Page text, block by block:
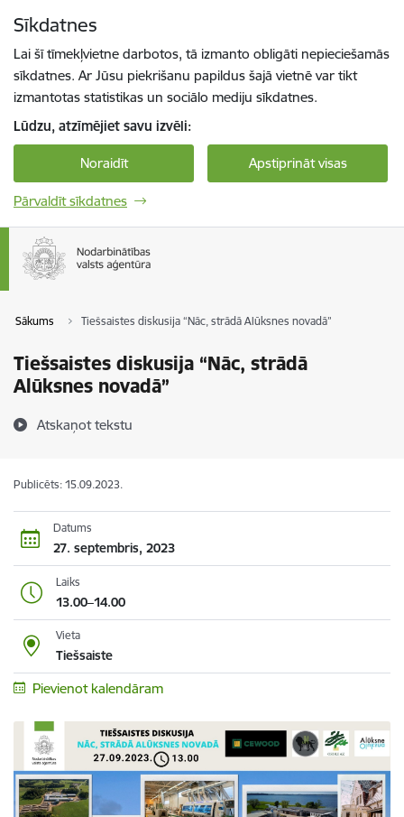
Sīkdatnes
Lai šī tīmekļvietne darbotos, tā izmanto obligāti nepieciešamās
sīkdatnes. Ar Jūsu piekrišanu papildus šajā vietnē var tikt
izmantotas statistikas un sociālo mediju sīkdatnes.
Lūdzu, atzīmējiet savu izvēli:
Noraidīt Apstiprināt visas
Pārvaldīt sīkdatnes
Sākums Tiešsaistes diskusija “Nāc, strādā Alūksnes novadā”
Tiešsaistes diskusija “Nāc, strādā
Alūksnes novadā”
Atskaņot tekstu
Publicēts: 15.09.2023.
Datums
27. septembris, 2023
Laiks
13.00–14.00
Vieta
Tiešsaiste
Pievienot kalendāram